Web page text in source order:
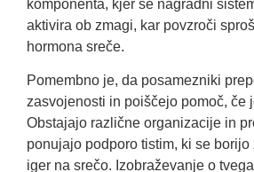
komponenta, kjer se nagradni
aktivira ob zmagi, kar povzroči
hormona sreče.
Pomembno je, da posamezniki
zasvojenosti in poiščejo pomoč, če
Obstajajo različne organizacije in
ponujajo podporo tistim, ki se borijo
iger na srečo. Izobraževanje o